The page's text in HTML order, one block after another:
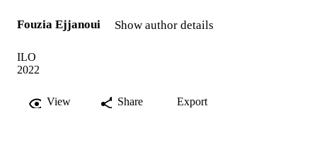
Fouzia Ejjanoui Show author details
ILO
2022
View Share Export